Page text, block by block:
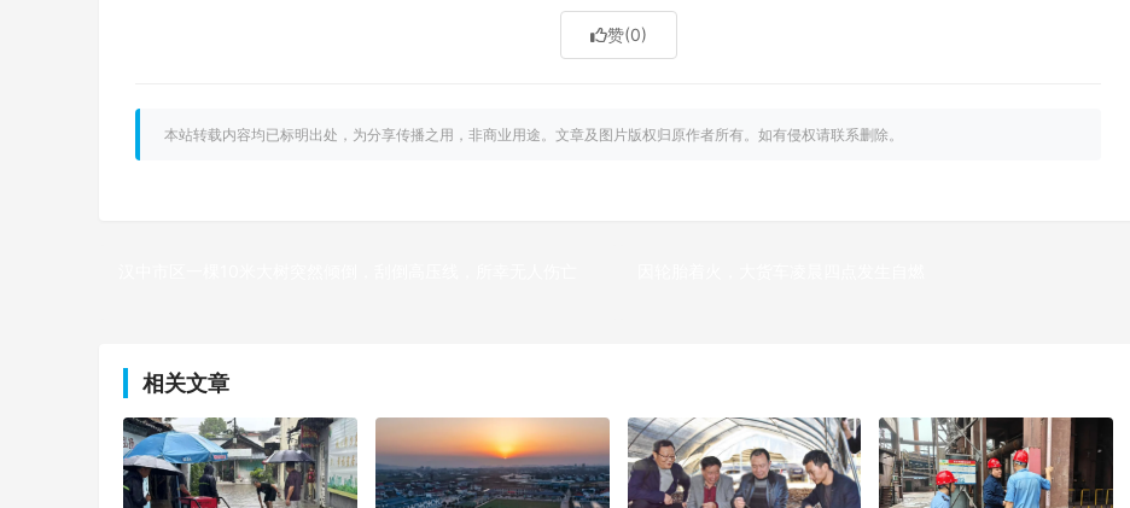
赞(0)
本站转载内容均已标明出处，为分享传播之用，非商业用途。文章及图片版权归原作者所有。如有侵权请联系删除。
相关文章